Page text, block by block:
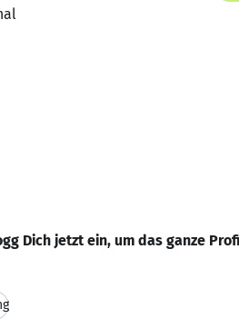
Dich jetzt ein, um das ganze